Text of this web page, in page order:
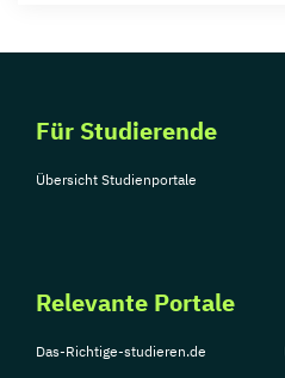
Für Studierende
Übersicht Studienportale
Relevante Portale
Das-Richtige-studieren.de